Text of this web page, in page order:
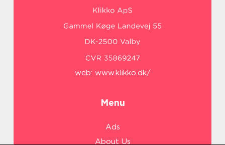
web: www.klikko.dk/
Menu
Ads
About Us